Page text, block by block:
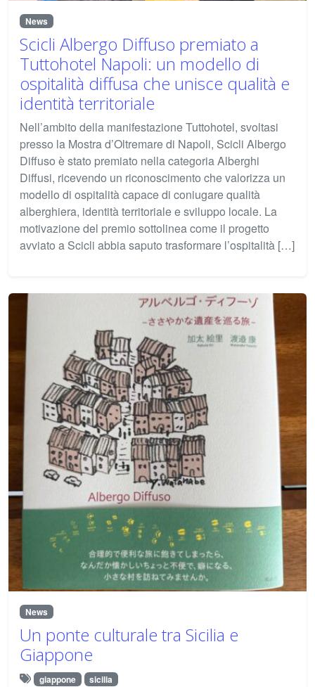
News
Scicli Albergo Diffuso premiato a
Tuttohotel Napoli: un modello di
ospitalità diffusa che unisce qualità e
identità territoriale
Nell’ambito della manifestazione Tuttohotel, svoltasi
presso la Mostra d’Oltremare di Napoli, Scicli Albergo
Diffuso è stato premiato nella categoria Alberghi
Diffusi, ricevendo un riconoscimento che valorizza un
modello di ospitalità capace di coniugare qualità
alberghiera, identità territoriale e sviluppo locale. La
motivazione del premio sottolinea come il progetto
avviato a Scicli abbia saputo trasformare l’ospitalità […]
News
Un ponte culturale tra Sicilia e
Giappone
giappone sicilia